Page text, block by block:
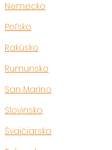
Nemecko
Poľsko
Rakúsko
Rumunsko
San Maríno
Slovinsko
Švajčiarsko